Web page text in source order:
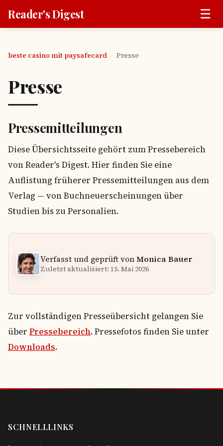
Reader's Digest ☰
beste casino mit paysafecard Presse
Presse
Pressemitteilungen
Diese Übersichtsseite gehört zum Pressebereich
von Reader's Digest. Hier finden Sie eine
Auflistung früherer Pressemitteilungen aus dem
Verlag — von Buchneuerscheinungen über
Studien bis zu Personalien.
Verfasst und geprüft vonMonica Bauer
Zuletzt aktualisiert: 15. Mai 2026
Zur vollständigen Presseübersicht gelangen Sie
über Pressebereich. Pressefotos finden Sie unter
Downloads.
SCHNELLLINKS